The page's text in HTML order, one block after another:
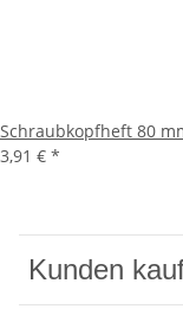
Schraubkopfheft 80
3,91 € *
Kunden